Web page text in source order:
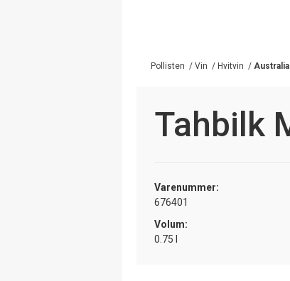
Pollisten / Vin / Hvitvin / Australia
Tahbilk
Varenummer:
676401
Volum:
0.75 l